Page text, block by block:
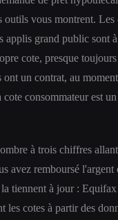
outils vous montrent. Les
applis grand public sont
cote, presque
un contrat, au
consommateur est
à trois chiffres
avez remboursé l'argent
la tiennent à jour : Equifax
cotes à partir des